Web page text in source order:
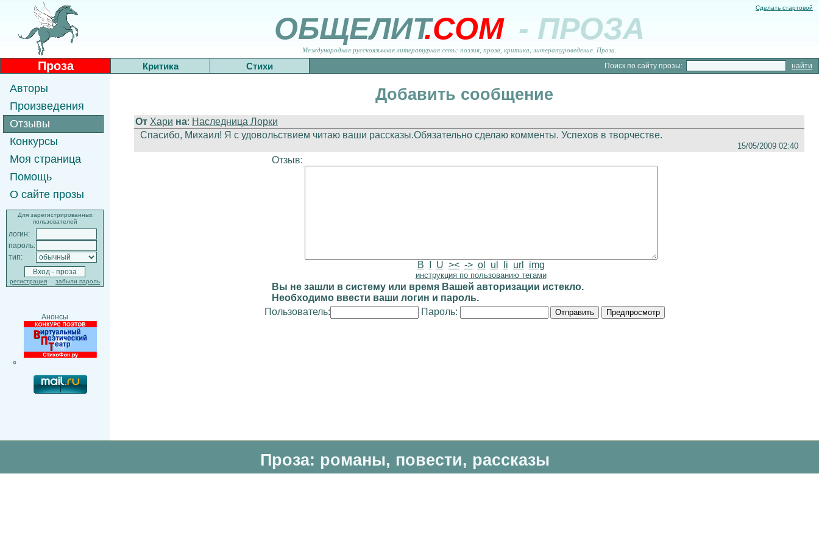
Сделать стартовой
ОБЩЕЛИТ.COM - ПРОЗА
Международная русскоязычная литературная сеть: поэзия, проза, критика, литературоведение. Проза.
Проза Критика Стихи Поиск по сайту прозы:
Авторы
Произведения
Отзывы
Конкурсы
Моя страница
Помощь
О сайте прозы
Для зарегистрированных
пользователей
логин:
пароль:
тип:
регистрация забыли пароль
Анонсы
Добавить сообщение
От Хари на: Наследница Лорки
Спасибо, Михаил! Я с удовольствием читаю ваши рассказы.Обязательно сделаю комменты. Успехов в творчестве.
15/05/2009 02:40
Отзыв:
B U >< -> ol ul li url img
инструкция по пользованию тегами
Вы не зашли в систему или время Вашей авторизации истекло.
Необходимо ввести ваши логин и пароль.
Пользователь:
Пароль:
Проза: романы, повести, рассказы